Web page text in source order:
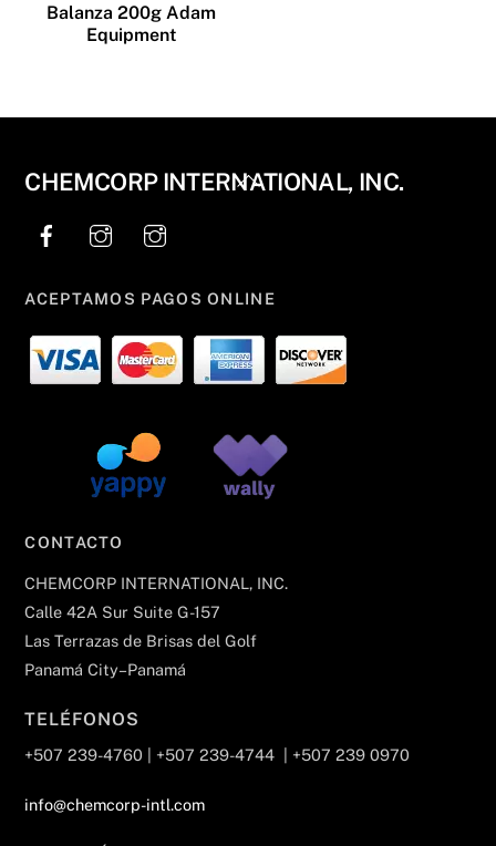
Balanza 200g Adam
Equipment
Back
CHEMCORP INTERNATIONAL, INC.
ACEPTAMOS PAGOS ONLINE
CONTACTO
CHEMCORP INTERNATIONAL, INC.
Calle 42A Sur Suite G-157
Las Terrazas de Brisas del Golf
Panamá City–Panamá
TELÉFONOS
+507 239-4760 | +507 239-4744 | +507 239 0970
info@chemcorp-intl.com